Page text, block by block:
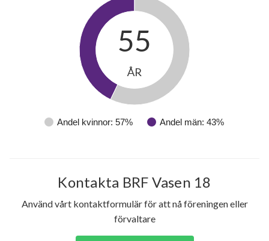
Andel kvinnor: 57% Andel män: 43%
55
ÅR
Kontakta BRF Vasen 18
Använd vårt kontaktformulär för att nå föreningen eller
förvaltare